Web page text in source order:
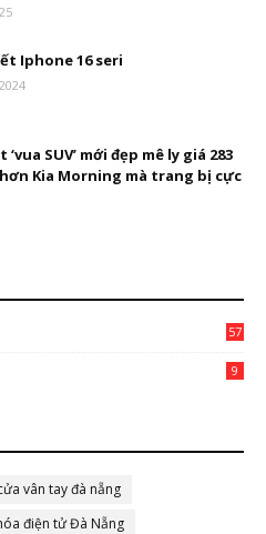
Iphone 16 seri
SUV’ mới đẹp mê ly giá 283
Kia Morning mà trang bị cực
57
9
vân tay đà nẵng
điện tử Đà Nẵng